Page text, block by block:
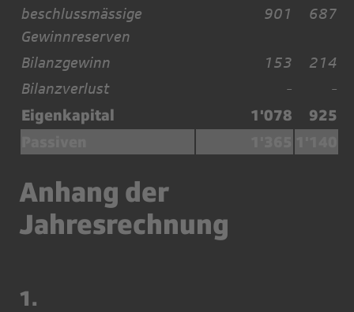
beschlussmässige
Gewinnreserven
901 687
Bilanzgewinn 153
214
Bilanzverlust
- -
Eigenkapital 1'078
925
Anhang der
Jahresrechnung
1.